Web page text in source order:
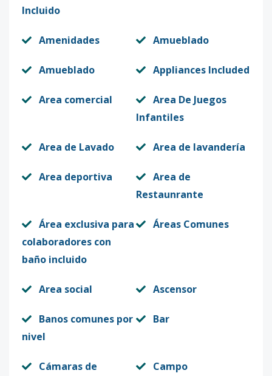
Incluido
Amenidades Amueblado
Amueblado Appliances Included
Area comercial
Area De Juegos
Infantiles
Area de Lavado Area de lavandería
Area deportiva
Area de
Restaunrante
Área exclusiva para
colaboradores con
baño incluido
Áreas Comunes
Area social Ascensor
Banos comunes por
nivel
Bar
Cámaras de Campo